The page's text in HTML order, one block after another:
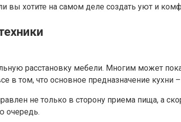
вы хотите на самом деле создать уют и
расстановку мебели. Многим может
в том, что основное предназначение кухни
не только в сторону приема пища, а
очередь.